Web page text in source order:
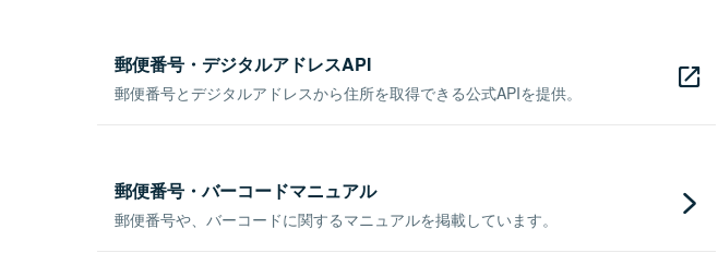
郵便番号・デジタルアドレスAPI
郵便番号とデジタルアドレスから住所を取得できる公式APIを提供。
郵便番号・バーコードマニュアル
郵便番号や、バーコードに関するマニュアルを掲載しています。